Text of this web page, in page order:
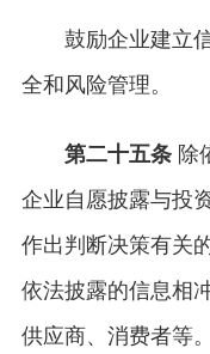
鼓励企业建立信
全和风险管理。
第二十五条除
企业自愿披露与投
作出判断决策有关
依法披露的信息相
供应商、消费者等。